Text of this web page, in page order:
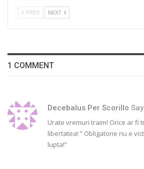
PREV NEXT
1 COMMENT
Decebalus Per Scorillo
Urate vremuri traim! Orice ar fi
libertatea! ” Obligatorie nu e
lupta!”